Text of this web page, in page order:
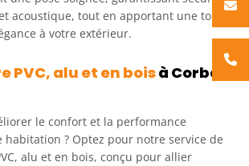
acoustique, tout en apportant une touche
à votre extérieur.
PVC, alu et en boisà Corbeil-
le confort et la performance
? Optez pour notre service de
alu et en bois, conçu pour allier